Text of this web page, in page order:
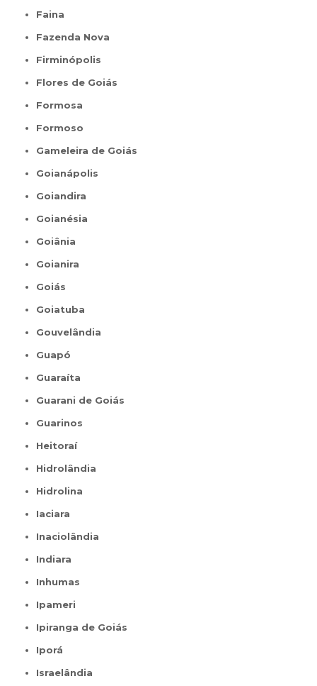
Faina
Fazenda Nova
Firminópolis
Flores de Goiás
Formosa
Formoso
Gameleira de Goiás
Goianápolis
Goiandira
Goianésia
Goiânia
Goianira
Goiás
Goiatuba
Gouvelândia
Guapó
Guaraíta
Guarani de Goiás
Guarinos
Heitoraí
Hidrolândia
Hidrolina
Iaciara
Inaciolândia
Indiara
Inhumas
Ipameri
Ipiranga de Goiás
Iporá
Israelândia